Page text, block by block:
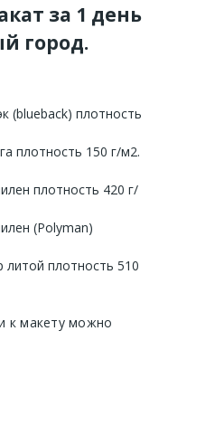
за 1 день
город.
(blueback) плотность
плотность 150 г/м2.
плотность 420 г/
(Polyman)
литой плотность 510
к макету можно